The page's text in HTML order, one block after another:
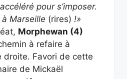
pour s’imposer.
à Marseille (rires) !»
Morphewan (4)
à refaire à
droite. Favori de cette
de Mickaël